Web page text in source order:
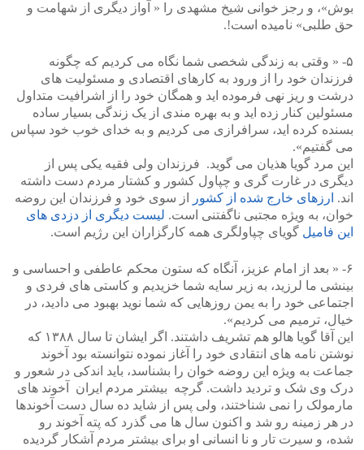
بوش»، و رجز خوانی شیخ مشهدی را « آواز دیگری از شهامت و
حق طلبی» نامیده است!.
۵- « وقتی به زندگی شخصی شما نگاه می کردیم که چگونه
فرزندان خود را از ورود به کارهای اقتصادی و مسئولیت های
درشت و ریز نهی فرموده اید و همگان خود را از اشرافیت متداول
مسئولین کنار زده اید و به بهره مندی از یک زندگی بسیار ساده
بسنده کرده اید، سرافرازی می کردیم و به خدای خوب خود سپاس
می گفتیم».
این مرد گویا هذیان می گوید. فرزندان ولی فقیه یکی پس از
دیگری در غارت گری و چپاول کشور و کشتار مردم دست داشته
اند. ارزهای خارج شده از کشور
از سوی خود و فرزندان این روضه
خوان، به ویژه مجتبی ناگفتنی است. لیست دیگری از دزدی های
این فامیل گویای چپاولگری همه کارگزاران این رژیم است.
۶- « بعد از امام عزیز، آنگاه که ستون محکم عاطفی و احساسی و
بینشی ما لرزید، به زیر سایه شما خزیدیم و کاستی های فردی و
اجتماعی خود را به یمن روزهایی که شما نوید بهبود می دادید، در
خیال، ترمیم می کردیم».
این آقا گویا هالو هم تشریف داشتند. اگر ایشان تا سال ۱۳۸۸ که
نوشتن نامه های انتقادی خود را آغاز نموده نتوانسته بود آخوند
جماعت به ویژه این روضه خوان را بشناسد، باید اندکی در شعور و
درک وی شک و تردید داشت. گرچه بیشتر مردم ایران آخوند های
مارمولک را نمی شناختند، ولی پس از شاید ده سال دست آخوندها
در هر زمینه رو شد و اکنون سال ها می گذرد که پته آخوند رو
شده، و سیرت تار و نا انسانی او برای بیشتر مردم آشکار گردیده